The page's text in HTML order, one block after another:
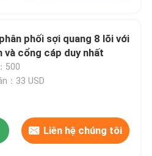
phối sợi quang 8 lõi với
và cổng cáp duy nhất
500
：33 USD
Liên hệ chúng tôi